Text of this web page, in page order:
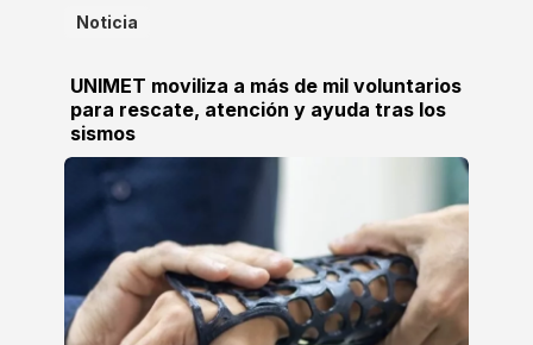
Noticia
UNIMET moviliza a más de mil voluntarios
para rescate, atención y ayuda tras los
sismos